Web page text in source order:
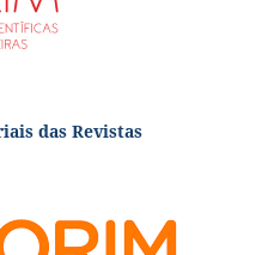
das Revistas